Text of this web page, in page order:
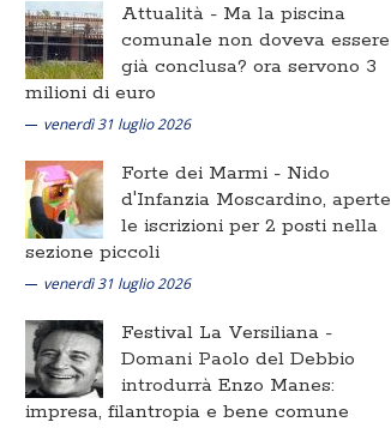
Attualità - Ma la piscina
comunale non doveva essere
già conclusa? ora servono 3
milioni di euro
venerdì 31 luglio 2026
Forte dei Marmi - Nido
d'Infanzia Moscardino, aperte
le iscrizioni per 2 posti nella
sezione piccoli
venerdì 31 luglio 2026
Festival La Versiliana -
Domani Paolo del Debbio
introdurrà Enzo Manes:
impresa, filantropia e bene comune